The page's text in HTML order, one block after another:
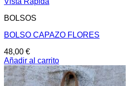
BOLSOS
BOLSO CAPAZO FLORES
48,00 €
Añadir al carrito